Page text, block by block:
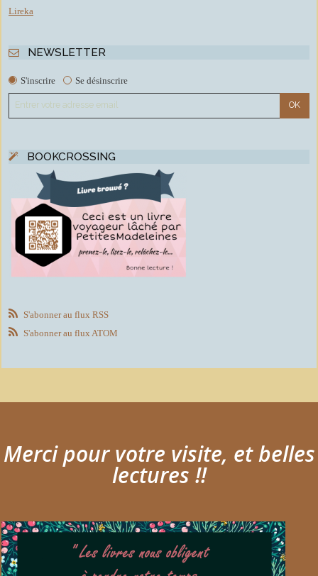
Lireka
NEWSLETTER
S'inscrire Se désinscrire
BOOKCROSSING
S'abonner au flux RSS
S'abonner au flux ATOM
Merci pour votre visite, et belles
lectures !!